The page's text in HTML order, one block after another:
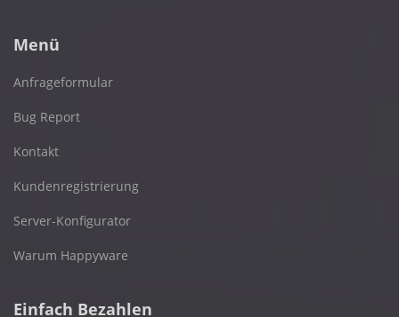
Menü
Anfrageformular
Bug Report
Kontakt
Kundenregistrierung
Server-Konfigurator
Warum Happyware
Einfach Bezahlen